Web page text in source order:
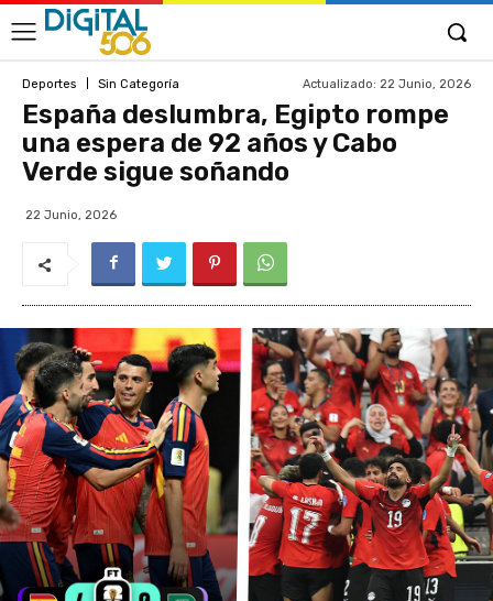
Deportes Sin Categoría Actualizado: 22 Junio, 2026
España deslumbra, Egipto rompe
una espera de 92 años y Cabo
Verde sigue soñando
22 Junio, 2026